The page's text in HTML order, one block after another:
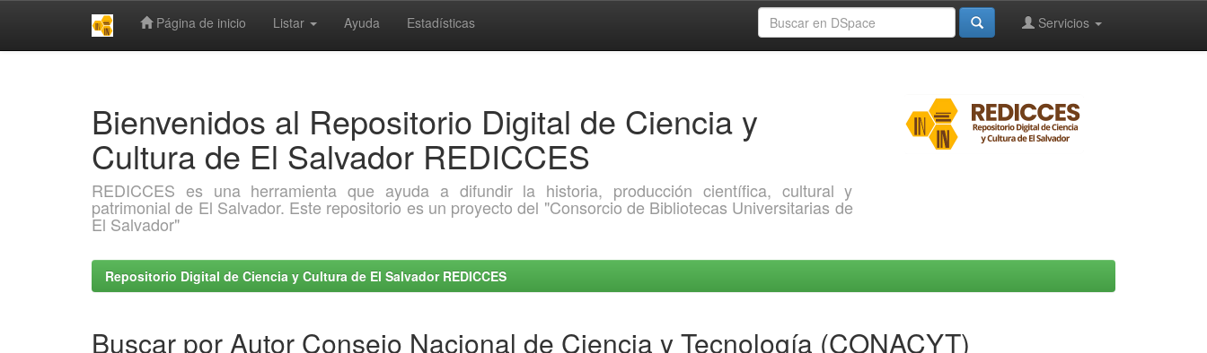
Página de inicio Listar Ayuda Estadísticas Servicios
Bienvenidos al Repositorio Digital de Ciencia y
Cultura de El Salvador REDICCES
REDICCES es una herramienta que ayuda a difundir la historia, producción científica, cultural y
patrimonial de El Salvador. Este repositorio es un proyecto del "Consorcio de Bibliotecas Universitarias de
El Salvador"
Repositorio Digital de Ciencia y Cultura de El Salvador REDICCES
Buscar por Autor Consejo Nacional de Ciencia y Tecnología (CONACYT)